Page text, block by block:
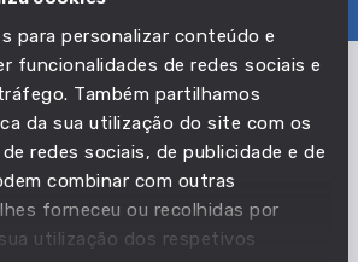
para personalizar conteúdo e
funcionalidades de redes sociais e
Também partilhamos
da sua utilização do site com os
redes sociais, de publicidade e de
combinar com outras
forneceu ou recolhidas por
utilização dos respetivos
esteticistas e similares
VER PROFISSÃO